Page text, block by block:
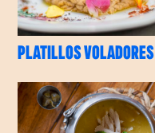
PLATILLOS VOLADORES